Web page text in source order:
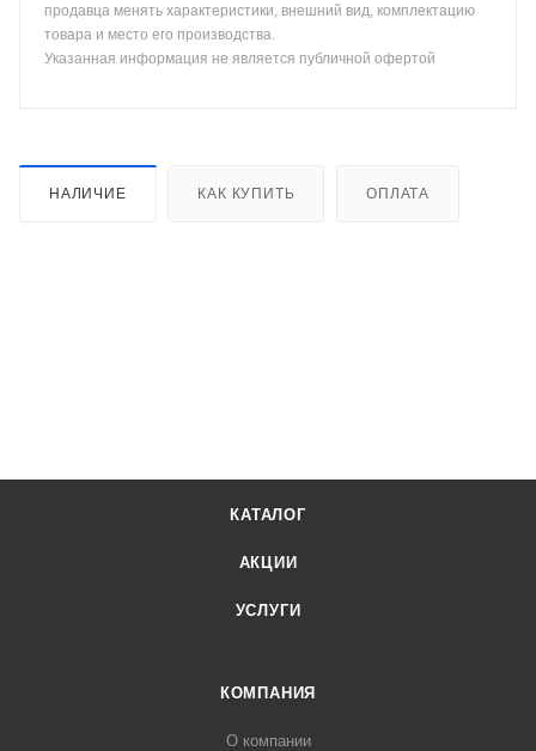
продавца менять характеристики, внешний вид, комплектацию
товара и место его производства.
Указанная информация не является публичной офертой
НАЛИЧИЕ КАК КУПИТЬ ОПЛАТА
КАТАЛОГ
АКЦИИ
УСЛУГИ
КОМПАНИЯ
О компании